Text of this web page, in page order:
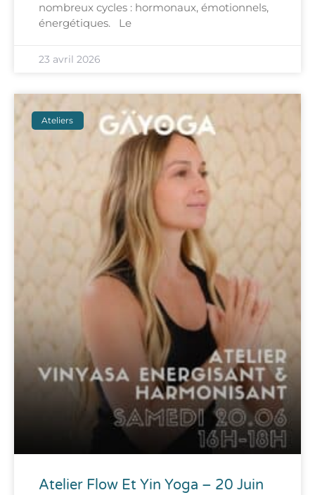
nombreux cycles : hormonaux, émotionnels,
énergétiques. Le
23 avril 2026
Ateliers
Atelier Flow Et Yin Yoga – 20 Juin